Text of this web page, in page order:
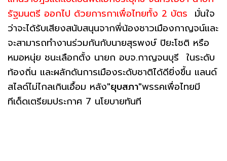
รัฐมนตรี ออกไป ด้วยการกาเพื่อไทยทั้ง 2 บัตร มั่นใจ
ว่าจะได้รับเสียงสนับสนุนจากพี่น้องชาวเมืองกาญจน์และ
จะสามารถทำงานร่วมกันกับนายสุรพงษ์ ปิยะโชติ หรือ
หมอหนุ่ย ชนะเลือกตั้ง นายก อบจ.กาญจนบุรี ในระดับ
ท้องถิ่น และผลักดันการเมืองระดับชาติได้ดียิ่งขึ้น แลนด์
สไลด์ไม่ไกลเกินเอื้อม หลัง"ยุบสภา"พรรคเพื่อไทยมี
ทีเด็ดเตรียมประกาศ 7 นโยบายทันที